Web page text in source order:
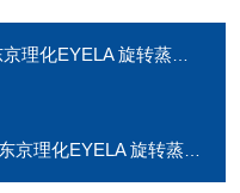
化EYELA 旋转蒸发仪
EYELA 旋转蒸发仪-重庆藤田